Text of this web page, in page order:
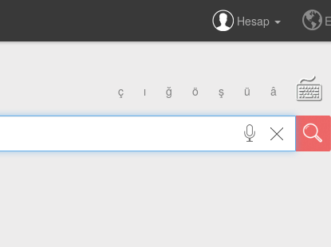
Hesap
ç ı ğ ö ş ü â